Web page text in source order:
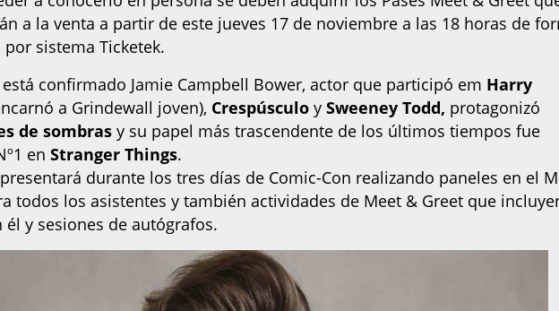
a la venta a partir de este jueves 17 de noviembre a las 18 horas de
por sistema Ticketek.
confirmado Jamie Campbell Bower, actor que participó em Harry
a Grindewall joven), Crespúsculoy Sweeney Todd, protagonizó
de sombras y su papel más trascendente de los últimos tiempos fue
enStranger Things.
durante los tres días de Comic-Con realizando paneles en el
todos los asistentes y también actividades de Meet & Greet que
él y sesiones de autógrafos.